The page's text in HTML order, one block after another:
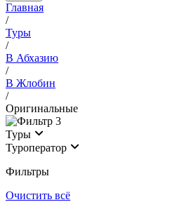
Главная
/
Туры
/
В Абхазию
/
В Жлобин
/
Оригинальные
3
Туры
Туроператор
Фильтры
Очистить всё